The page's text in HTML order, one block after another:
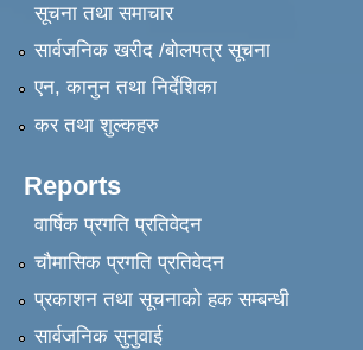
सूचना तथा समाचार
सार्वजनिक खरीद /बोलपत्र सूचना
एन, कानुन तथा निर्देशिका
कर तथा शुल्कहरु
Reports
वार्षिक प्रगति प्रतिवेदन
चौमासिक प्रगति प्रतिवेदन
प्रकाशन तथा सूचनाको हक सम्बन्धी
सार्वजनिक सुनुवाई